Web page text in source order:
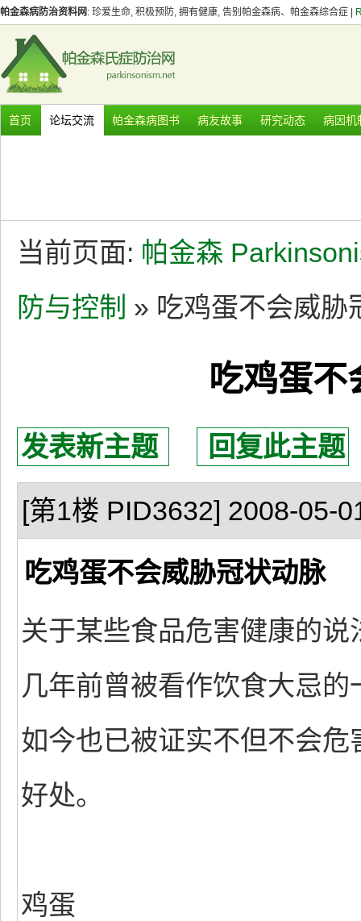
帕金森病防治资料网 : 珍爱生命, 积极预防, 拥有健康, 告别帕金森病、帕金森综合症 |
首页 论坛交流 帕金森病图书 病友故事 研究动态 病因机
当前页面: 帕金森
防与控制 » 吃鸡蛋不会威胁
吃鸡蛋不
发表新主题 回复此主题
[第1楼 PID3632] 2008-05-
吃鸡蛋不会威胁冠状动脉
关于某些食品危害健康的
几年前曾被看作饮食大忌
如今也已被证实不但不会
好处。
鸡蛋